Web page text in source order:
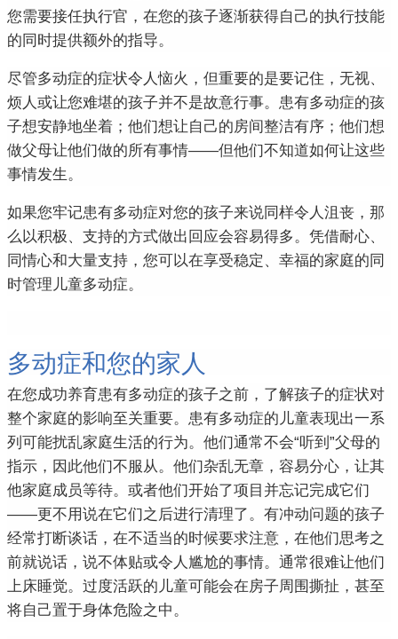
您需要接任执行官，在您的孩子逐渐获得自己的执行技能
的同时提供额外的指导。
尽管多动症的症状令人恼火，但重要的是要记住，无视、
烦人或让您难堪的孩子并不是故意行事。 患有多动症的孩
子想安静地坐着； 他们想让自己的房间整洁有序； 他们想
做父母让他们做的所有事情——但他们不知道如何让这些
事情发生。
如果您牢记患有多动症对您的孩子来说同样令人沮丧，那
么以积极、支持的方式做出回应会容易得多。 凭借耐心、
同情心和大量支持，您可以在享受稳定、幸福的家庭的同
时管理儿童多动症。
多动症和您的家人
在您成功养育患有多动症的孩子之前，了解孩子的症状对
整个家庭的影响至关重要。 患有多动症的儿童表现出一系
列可能扰乱家庭生活的行为。 他们通常不会“听到”父母的
指示，因此他们不服从。 他们杂乱无章，容易分心，让其
他家庭成员等待。 或者他们开始了项目并忘记完成它们
——更不用说在它们之后进行清理了。 有冲动问题的孩子
经常打断谈话，在不适当的时候要求注意，在他们思考之
前就说话，说不体贴或令人尴尬的事情。 通常很难让他们
上床睡觉。 过度活跃的儿童可能会在房子周围撕扯，甚至
将自己置于身体危险之中。